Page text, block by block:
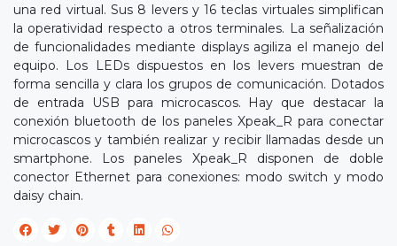
una red virtual. Sus 8 levers y 16 teclas virtuales simplifican
la operatividad respecto a otros terminales. La señalización
de funcionalidades mediante displays agiliza el manejo del
equipo. Los LEDs dispuestos en los levers muestran de
forma sencilla y clara los grupos de comunicación. Dotados
de entrada USB para microcascos. Hay que destacar la
conexión bluetooth de los paneles Xpeak_R para conectar
microcascos y también realizar y recibir llamadas desde un
smartphone. Los paneles Xpeak_R disponen de doble
conector Ethernet para conexiones: modo switch y modo
daisy chain.